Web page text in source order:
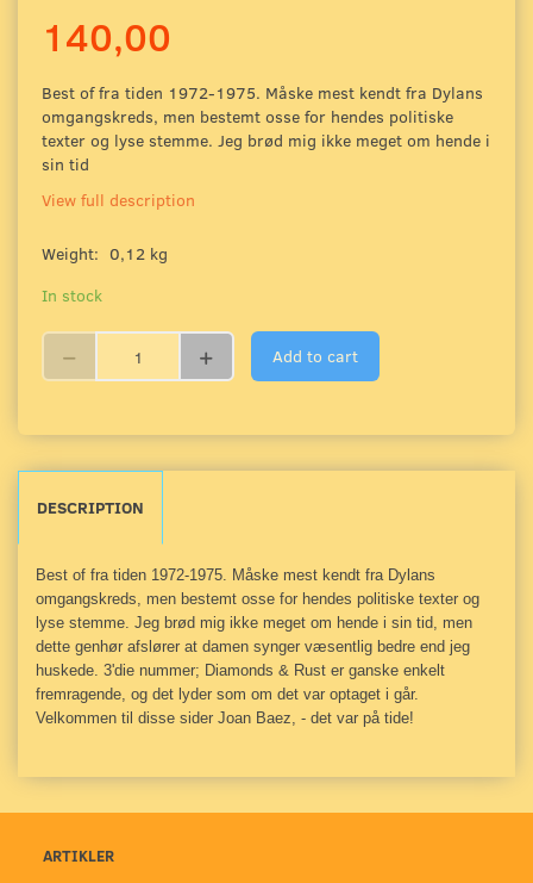
140,00
Best of fra tiden 1972-1975. Måske mest kendt fra Dylans
omgangskreds, men bestemt osse for hendes politiske
texter og lyse stemme. Jeg brød mig ikke meget om hende i
sin tid
View full description
Weight: 0,12 kg
In stock
Add to cart
DESCRIPTION
Best of fra tiden 1972-1975. Måske mest kendt fra Dylans
omgangskreds, men bestemt osse for hendes politiske texter og
lyse stemme. Jeg brød mig ikke meget om hende i sin tid, men
dette genhør afslører at damen synger væsentlig bedre end jeg
huskede. 3'die nummer; Diamonds & Rust er ganske enkelt
fremragende, og det lyder som om det var optaget i går.
Velkommen til disse sider Joan Baez, - det var på tide!
ARTIKLER